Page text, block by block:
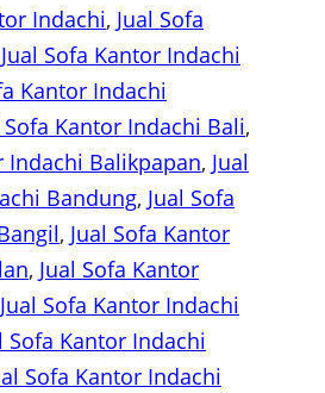
Indachi, Jual Sofa
Jual Sofa Kantor Indachi
Kantor Indachi
Sofa Kantor Indachi Bali
Indachi Balikpapan, Jual
Bandung, Jual Sofa
, Jual Sofa Kantor
, Jual Sofa Kantor
Jual Sofa Kantor Indachi
Sofa Kantor Indachi
Sofa Kantor Indachi